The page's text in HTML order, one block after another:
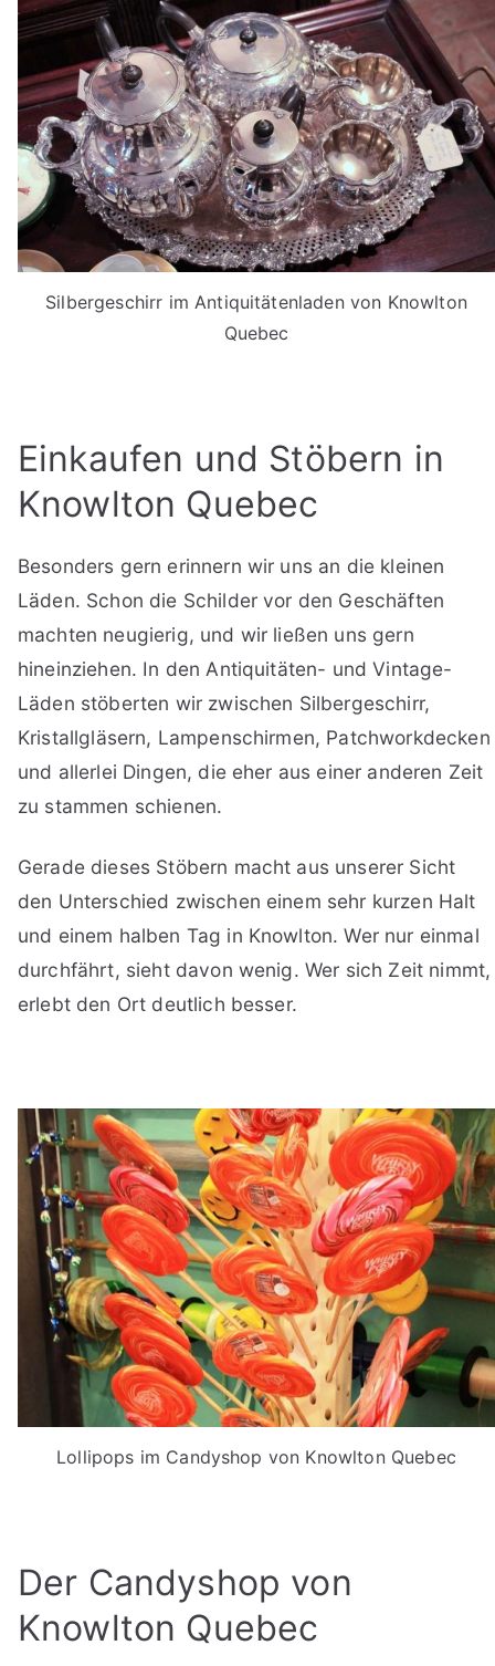
Silbergeschirr im Antiquitätenladen von Knowlton
Quebec
Einkaufen und Stöbern in
Knowlton Quebec
Besonders gern erinnern wir uns an die kleinen
Läden. Schon die Schilder vor den Geschäften
machten neugierig, und wir ließen uns gern
hineinziehen. In den Antiquitäten- und Vintage-
Läden stöberten wir zwischen Silbergeschirr,
Kristallgläsern, Lampenschirmen, Patchworkdecken
und allerlei Dingen, die eher aus einer anderen Zeit
zu stammen schienen.
Gerade dieses Stöbern macht aus unserer Sicht
den Unterschied zwischen einem sehr kurzen Halt
und einem halben Tag in Knowlton. Wer nur einmal
durchfährt, sieht davon wenig. Wer sich Zeit nimmt,
erlebt den Ort deutlich besser.
Lollipops im Candyshop von Knowlton Quebec
Der Candyshop von
Knowlton Quebec